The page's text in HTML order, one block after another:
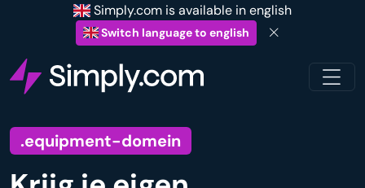
Simply.com is available in english
Switch language to english
.equipment-domein